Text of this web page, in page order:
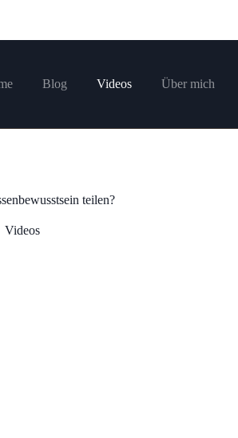
Blog Videos Über mich
teilen?
Videos